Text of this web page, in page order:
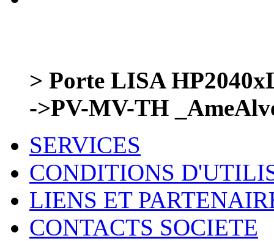
> Porte LISA
->PV-MV-TH
SERVICES
CONDITIONS
LIENS ET
CONTACTS SOCIETE